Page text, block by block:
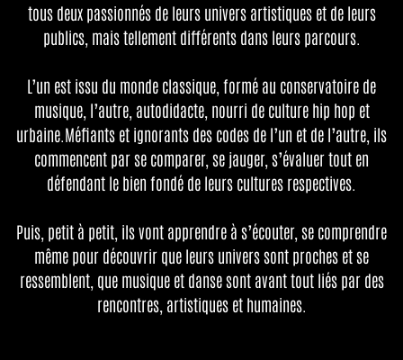
tous deux passionnés de leurs univers artistiques et de leurs
publics, mais tellement différents dans leurs parcours.
L’un est issu du monde classique, formé au conservatoire de
musique, l’autre, autodidacte, nourri de culture hip hop et
urbaine.Méfiants et ignorants des codes de l’un et de l’autre, ils
commencent par se comparer, se jauger, s’évaluer tout en
défendant le bien fondé de leurs cultures respectives.
Puis, petit à petit, ils vont apprendre à s’écouter, se comprendre
même pour découvrir que leurs univers sont proches et se
ressemblent, que musique et danse sont avant tout liés par des
rencontres, artistiques et humaines.